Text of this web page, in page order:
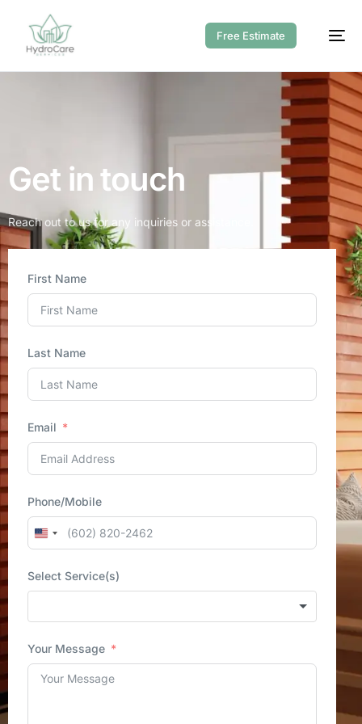
Free Estimate
Get in touch
Reach out to us for any inquiries or assistance.
First Name
Last Name
Email
Phone/Mobile
United
+1
Select Service(s)
Your Message